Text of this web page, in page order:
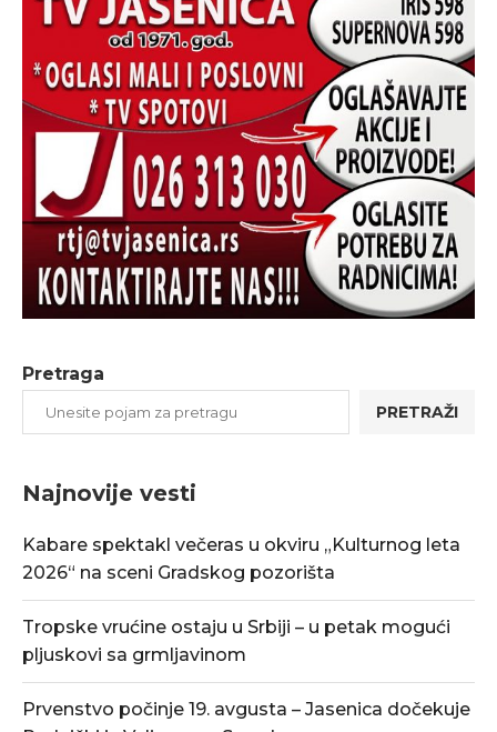
Pretraga
PRETRAŽI
Najnovije vesti
Kabare spektakl večeras u okviru „Kulturnog leta
2026“ na sceni Gradskog pozorišta
Tropske vrućine ostaju u Srbiji – u petak mogući
pljuskovi sa grmljavinom
Prvenstvo počinje 19. avgusta – Jasenica dočekuje